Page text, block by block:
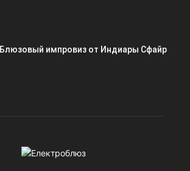
Блюзовый импровиз от Индиары Сфайр